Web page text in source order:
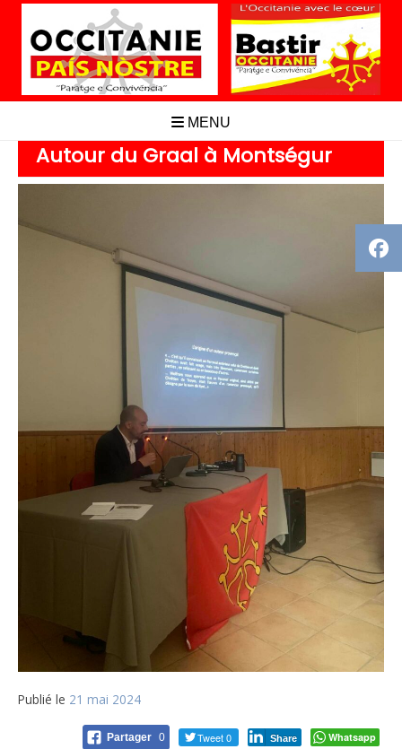
Aller
contenu
MENU
Autour du Graal à Montségur
Publié le 21 mai 2024
Partager 0 Tweet 0 Share Whatsapp